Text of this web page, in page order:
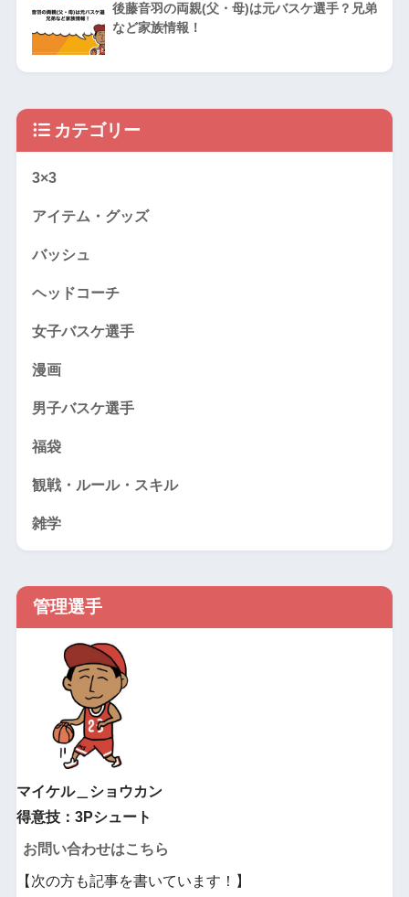
後藤音羽の両親(父・母)は元バスケ選手？兄弟
など家族情報！
カテゴリー
3×3
アイテム・グッズ
バッシュ
ヘッドコーチ
女子バスケ選手
漫画
男子バスケ選手
福袋
観戦・ルール・スキル
雑学
管理選手
マイケル＿ショウカン
得意技：3Pシュート
お問い合わせはこちら
【次の方も記事を書いています！】